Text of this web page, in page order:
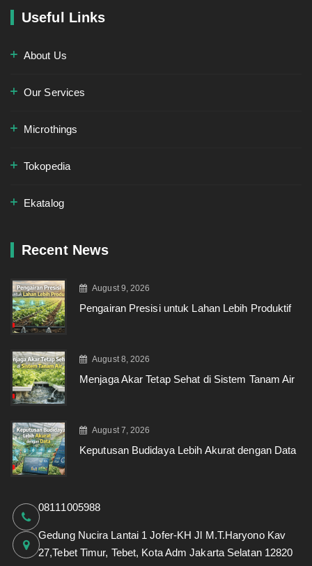
Useful Links
About Us
Our Services
Microthings
Tokopedia
Ekatalog
Recent News
August 9, 2026
Pengairan Presisi untuk Lahan Lebih Produktif
August 8, 2026
Menjaga Akar Tetap Sehat di Sistem Tanam Air
August 7, 2026
Keputusan Budidaya Lebih Akurat dengan Data
08111005988
Gedung Nucira Lantai 1 Jofer-KH Jl M.T.Haryono Kav
27,Tebet Timur, Tebet, Kota Adm Jakarta Selatan 12820